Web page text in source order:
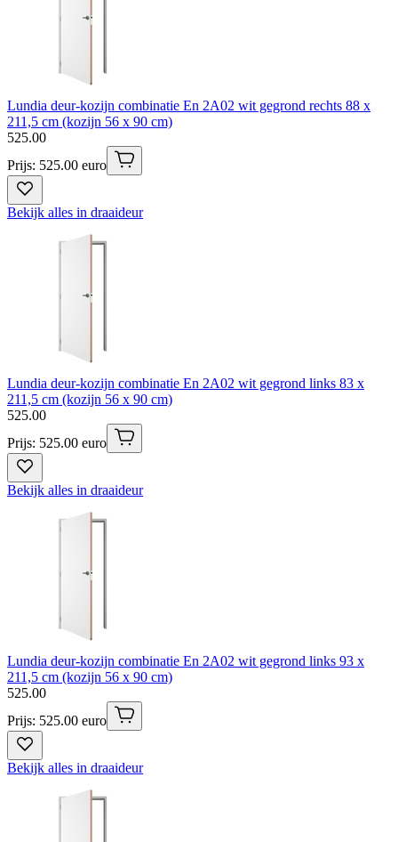
Lundia deur-kozijn combinatie En 2A02 wit gegrond rechts 88 x
211,5 cm (kozijn 56 x 90 cm)
525.00
Prijs: 525.00 euro
Bekijk alles in draaideur
Lundia deur-kozijn combinatie En 2A02 wit gegrond links 83 x
211,5 cm (kozijn 56 x 90 cm)
525.00
Prijs: 525.00 euro
Bekijk alles in draaideur
Lundia deur-kozijn combinatie En 2A02 wit gegrond links 93 x
211,5 cm (kozijn 56 x 90 cm)
525.00
Prijs: 525.00 euro
Bekijk alles in draaideur